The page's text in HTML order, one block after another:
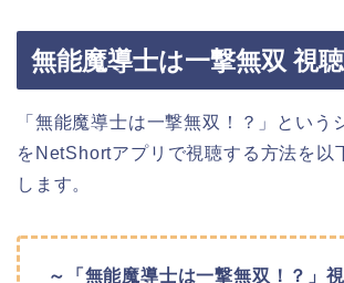
無能魔導士は一撃無双 視聴
「無能魔導士は一撃無双！？」という
をNetShortアプリで視聴する方法を以
します。
～「無能魔導士は一撃無双！？」